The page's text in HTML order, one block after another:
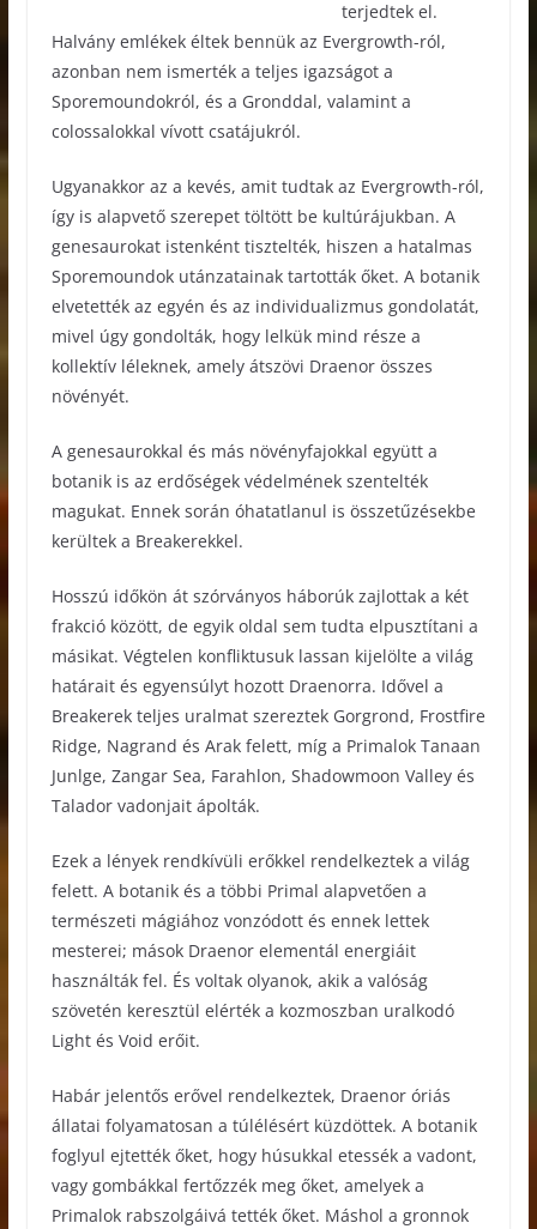
terjedtek el.
Halvány emlékek éltek bennük az Evergrowth-ról,
azonban nem ismerték a teljes igazságot a
Sporemoundokról, és a Gronddal, valamint a
colossalokkal vívott csatájukról.
Ugyanakkor az a kevés, amit tudtak az Evergrowth-ról,
így is alapvető szerepet töltött be kultúrájukban. A
genesaurokat istenként tisztelték, hiszen a hatalmas
Sporemoundok utánzatainak tartották őket. A botanik
elvetették az egyén és az individualizmus gondolatát,
mivel úgy gondolták, hogy lelkük mind része a
kollektív léleknek, amely átszövi Draenor összes
növényét.
A genesaurokkal és más növényfajokkal együtt a
botanik is az erdőségek védelmének szentelték
magukat. Ennek során óhatatlanul is összetűzésekbe
kerültek a Breakerekkel.
Hosszú időkön át szórványos háborúk zajlottak a két
frakció között, de egyik oldal sem tudta elpusztítani a
másikat. Végtelen konfliktusuk lassan kijelölte a világ
határait és egyensúlyt hozott Draenorra. Idővel a
Breakerek teljes uralmat szereztek Gorgrond, Frostfire
Ridge, Nagrand és Arak felett, míg a Primalok Tanaan
Junlge, Zangar Sea, Farahlon, Shadowmoon Valley és
Talador vadonjait ápolták.
Ezek a lények rendkívüli erőkkel rendelkeztek a világ
felett. A botanik és a többi Primal alapvetően a
természeti mágiához vonzódott és ennek lettek
mesterei; mások Draenor elementál energiáit
használták fel. És voltak olyanok, akik a valóság
szövetén keresztül elérték a kozmoszban uralkodó
Light és Void erőit.
Habár jelentős erővel rendelkeztek, Draenor óriás
állatai folyamatosan a túlélésért küzdöttek. A botanik
foglyul ejtették őket, hogy húsukkal etessék a vadont,
vagy gombákkal fertőzzék meg őket, amelyek a
Primalok rabszolgáivá tették őket. Máshol a gronnok